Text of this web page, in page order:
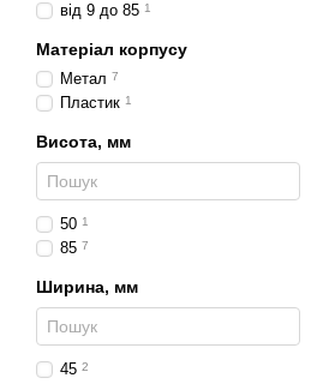
від 9 до 85 1
Матеріал корпусу
Метал 7
Пластик 1
Висота, мм
50 1
85 7
Ширина, мм
45 2